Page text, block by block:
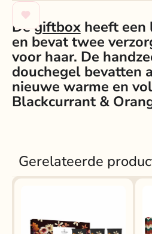
Degiftboxheeft een
en bevat twee
voor haar. De
douchegel bevatten
nieuwe warme en
Blackcurrant &
Gerelateerde